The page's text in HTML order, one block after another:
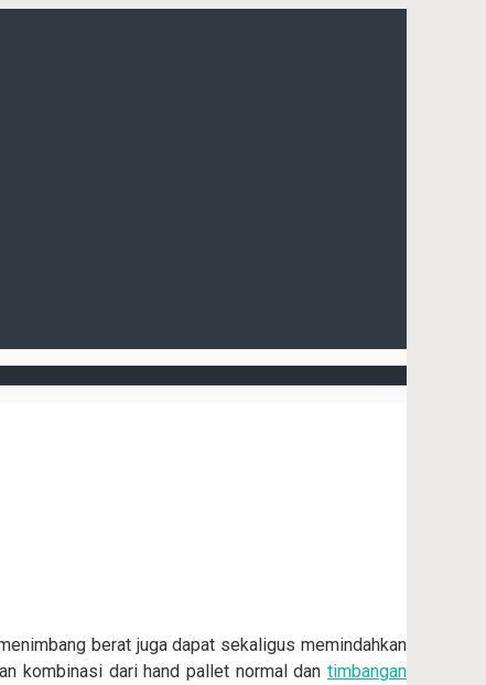
berat juga dapat sekaligus memindahkan
kombinasi dari hand pallet normal dan timbangan